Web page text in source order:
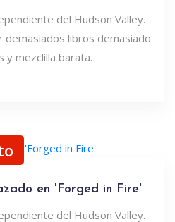
del Hudson Valley.
demasiados libros demasiado
y mezclilla barata.
en 'Forged in Fire'
del Hudson Valley.